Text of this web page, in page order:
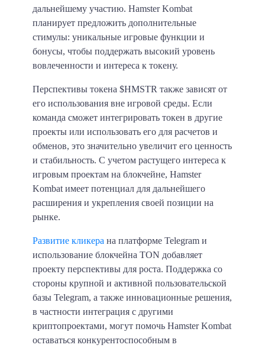
дальнейшему участию. Hamster Kombat
планирует предложить дополнительные
стимулы: уникальные игровые функции и
бонусы, чтобы поддержать высокий уровень
вовлеченности и интереса к токену.
Перспективы токена $HMSTR также зависят от
его использования вне игровой среды. Если
команда сможет интегрировать токен в другие
проекты или использовать его для расчетов и
обменов, это значительно увеличит его ценность
и стабильность. С учетом растущего интереса к
игровым проектам на блокчейне, Hamster
Kombat имеет потенциал для дальнейшего
расширения и укрепления своей позиции на
рынке.
Развитие кликера на платформе Telegram и
использование блокчейна TON добавляет
проекту перспективы для роста. Поддержка со
стороны крупной и активной пользовательской
базы Telegram, а также инновационные решения,
в частности интеграция с другими
криптопроектами, могут помочь Hamster Kombat
оставаться конкурентоспособным в